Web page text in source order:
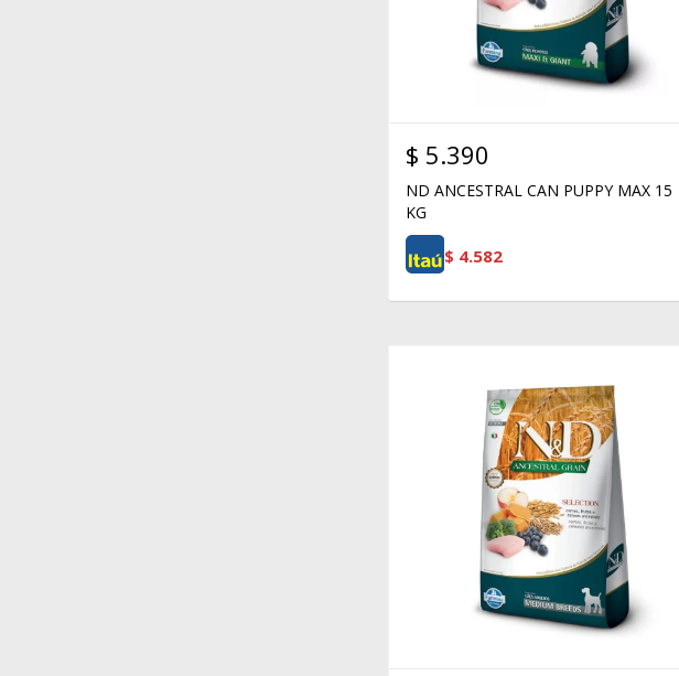
$ 5.390
ND ANCESTRAL CAN PUPPY MAX 15
KG
$ 4.582